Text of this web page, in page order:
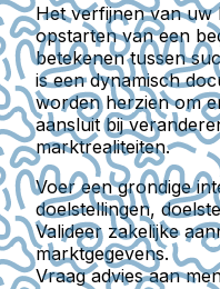
Het verfijnen van uw
opstarten van een
betekenen tussen
is een dynamisch
worden herzien om
aansluit bij
marktrealiteiten.
Voer een grondige
doelstellingen,
Valideer zakelijke
marktgegevens.
Vraag advies aan